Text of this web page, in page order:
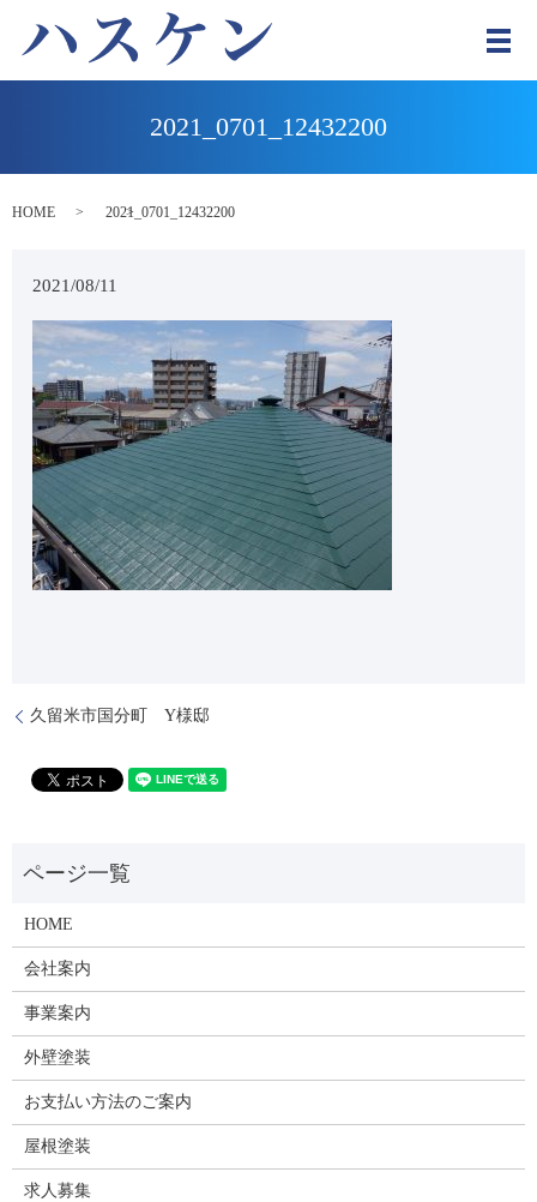
メ
2021_0701_12432200
HOME 2021_0701_12432200
2021/08/11
久留米市国分町 Y様邸
HOME
会社案内
事業案内
外壁塗装
お支払い方法のご案内
屋根塗装
求人募集